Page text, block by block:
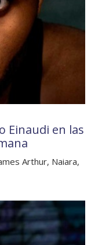
Einaudi en las
Arthur, Naiara,